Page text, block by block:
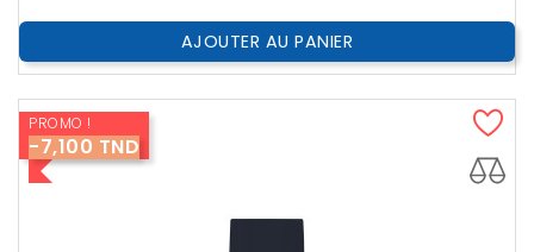
AJOUTER AU PANIER
PROMO !
-7,100 TND